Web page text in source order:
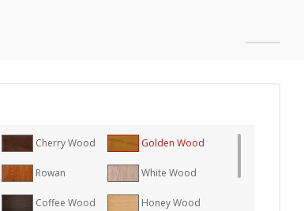
Cherry Wood Golden Wood
Rowan White Wood
Coffee Wood Honey Wood